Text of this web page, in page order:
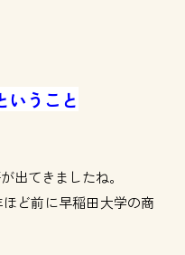
うこと
出てきましたね。
ど前に早稲田大学の商